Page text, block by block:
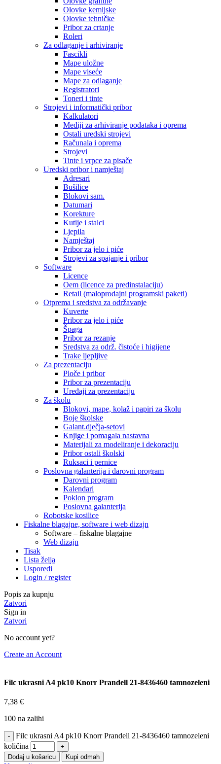
Olovke kemijske
Olovke tehničke
Pribor za crtanje
Roleri
Za odlaganje i arhiviranje
Fascikli
Mape uložne
Mape viseće
Mape za odlaganje
Registratori
Toneri i tinte
Strojevi i informatički pribor
Kalkulatori
Mediji za arhiviranje podataka i oprema
Ostali uredski strojevi
Računala i oprema
Strojevi
Tinte i vrpce za pisače
Uredski pribor i namještaj
Adresari
Bušilice
Blokovi sam.
Datumari
Korekture
Kutije i stalci
Ljepila
Namještaj
Pribor za jelo i piće
Strojevi za spajanje i pribor
Software
Licence
Oem (licence za predinstalaciju)
Retail (maloprodajni programski paketi)
Otprema i sredstva za održavanje
Kuverte
Pribor za jelo i piće
Špaga
Pribor za rezanje
Sredstva za održ. čistoće i higijene
Trake ljepljive
Za prezentaciju
Ploče i pribor
Pribor za prezentaciju
Uređaji za prezentaciju
Za školu
Blokovi, mape, kolaž i papiri za školu
Boje školske
Galant.dječja-setovi
Knjige i pomagala nastavna
Materijali za modeliranje i dekoraciju
Pribor ostali školski
Ruksaci i pernice
Poslovna galanterija i darovni program
Darovni program
Kalendari
Poklon program
Poslovna galanterija
Robotske kosilice
Fiskalne blagajne, software i web dizajn
Software – fiskalne blagajne
Web dizajn
Tisak
Lista želja
Usporedi
Login / register
Popis za kupnju
Zatvori
Sign in
Zatvori
No account yet?
Create an Account
Filc ukrasni A4 pk10 Knorr Prandell 21-8436460 tamnozeleni
7,38 €
100 na zalihi
Filc ukrasni A4 pk10 Knorr Prandell 21-8436460 tamnozeleni
količina
Dodaj u košaricu Kupi odmah